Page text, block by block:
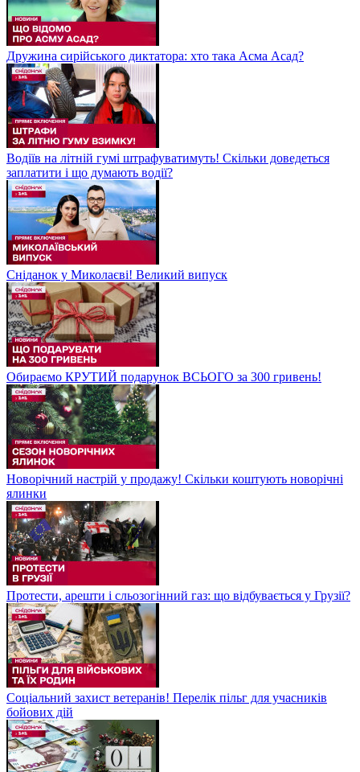
Дружина сирійського диктатора: хто така Асма Асад?
Водіїв на літній гумі штрафуватимуть! Скільки доведеться
заплатити і що думають водії?
Сніданок у Миколаєві! Великий випуск
Обираємо КРУТИЙ подарунок ВСЬОГО за 300 гривень!
Новорічний настрій у продажу! Скільки коштують новорічні
ялинки
Протести, арешти і сльозогінний газ: що відбувається у Грузії?
Соціальний захист ветеранів! Перелік пільг для учасників
бойових дій